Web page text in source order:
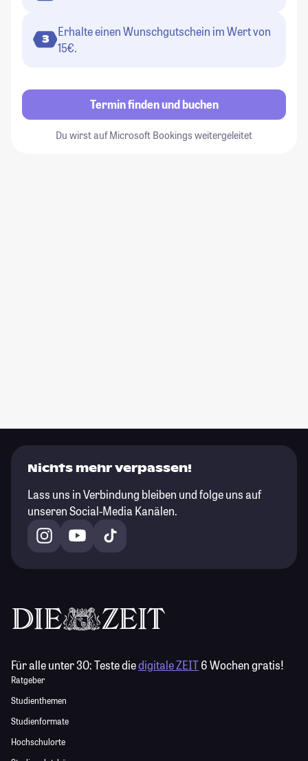
3
Erhalte einen Wunschgutschein im Wert von
15€.
Termin finden und buchen
Du wirst auf Microsoft Bookings weitergeleitet
Nichts mehr verpassen!
Lass uns in Verbindung bleiben und folge uns auf
unseren Social-Media Kanälen.
Für alle unter 30:Teste diedigitale ZEIT6 Wochen gratis!
Ratgeber
Studienthemen
Studienformate
Hochschulorte